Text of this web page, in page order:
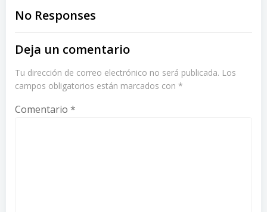
navigation
No Responses
Deja un comentario
Tu dirección de correo electrónico no será publicada. Los
campos obligatorios están marcados con *
Comentario *